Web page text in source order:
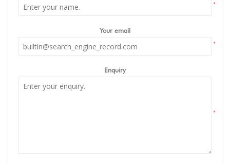
*
Your email
*
Enquiry
*